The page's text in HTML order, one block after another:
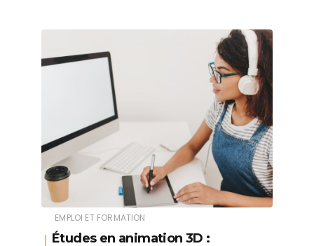
EMPLOI ET FORMATION
Études en animation 3D :